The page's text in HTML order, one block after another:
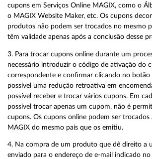
cupons em Serviços Online MAGIX, como o
o MAGIX Website Maker, etc. Os cupons
produtos não podem ser trocados no mesmo
têm validade apenas após a conclusão desse
3. Para trocar cupons online durante um
necessário introduzir o código de ativação do
correspondente e confirmar clicando no botão
possível uma redução retroativa em
possível receber e trocar vários cupons. Em
possível trocar apenas um cupom, não é
cupons. Os cupons online podem ser trocados
MAGIX do mesmo país que os emitiu.
4. Na compra de um produto que dê direito a
enviado para o endereço de e-mail indicado